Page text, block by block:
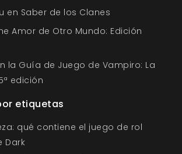
en Saber de los Clanes
Amor de Otro Mundo: Edición
la Guía de Juego de Vampiro: La
edición
etiquetas
qué contiene el juego de rol
Dark